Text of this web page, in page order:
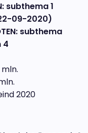
subthema 1
2020